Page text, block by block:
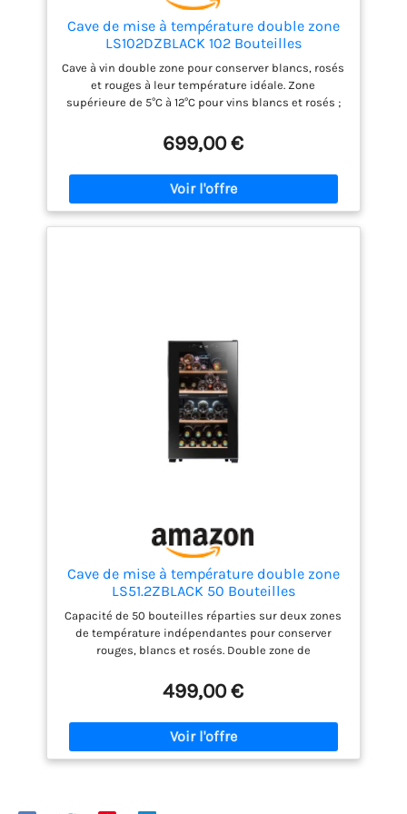
Cave de mise à température double zone
LS102DZBLACK 102 Bouteilles
Cave à vin double zone pour conserver blancs, rosés
et rouges à leur température idéale. Zone
supérieure de 5°C à 12°C pour vins blancs et rosés ;
Capacité jusqu’à 102 bouteilles avec organisation
flexible sur clayettes en fil d’acier à frontons bois.
Design All Black moderne avec porte vitrée anti-UV
pour une protection élégante contre la lumière.
Porte réversible et pieds réglables pour une
installation adaptée à tous les espaces. Éclairage
de votre cave à vin. Classe énergétique G, niveau
sonore discret de 38 dB, idéale pour une
intégration dans les pièces à vivre.
699,00 €
Cave de mise à température double zone
LS51.2ZBLACK 50 Bouteilles
Capacité de 50 bouteilles réparties sur deux zones
de température indépendantes pour conserver
rouges, blancs et rosés. Double zone de
bouteilles) et 12–18°C en bas (24 bouteilles), idéale
pour chaque type de vin. Design moderne et élégant
avec porte vitrée anti-UV, finition noire et clayettes
en bois de hêtre. Panneau de contrôle digital
intégré à la porte, pour ajuster les températures
499,00 €